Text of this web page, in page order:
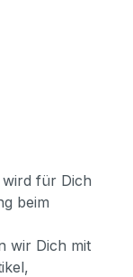
für Dich
beim
wir Dich mit